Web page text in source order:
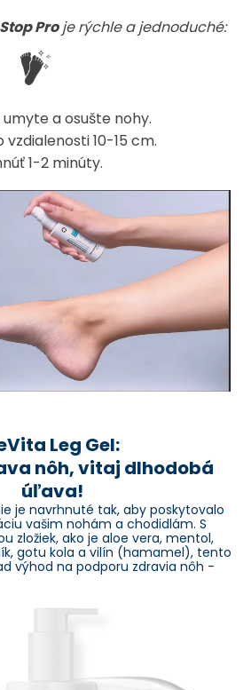
Proje rýchle a jednoduché:
a osušte nohy.
vzdialenosti 10-15 cm.
1-2 minúty.
Leg Gel:
nôh, vitaj dlhodobá
úľava!
je navrhnuté tak, aby poskytovalo
vašim nohám a chodidlám. S
zložiek, ako je aloe vera, mentol,
gotu kola a vilín (hamamel), tento
výhod na podporu zdravia nôh -